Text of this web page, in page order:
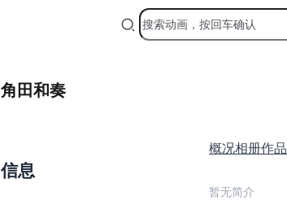
角田和奏
信息
概况相册作品
暂无简介